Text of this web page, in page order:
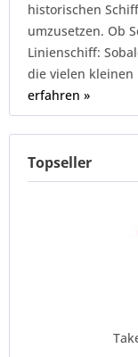
historischen
umzusetzen. Ob
Linienschiff:
die vielen kleinen
erfahren »
Topseller